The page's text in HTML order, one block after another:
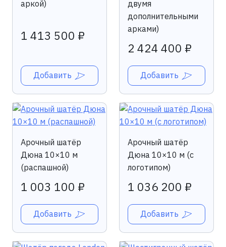
аркой)
1 413 500 ₽
Добавить
двумя
дополнительными
арками)
2 424 400 ₽
Добавить
Арочный шатёр
Дюна 10×10 м
(распашной)
1 003 100 ₽
Добавить
Арочный шатёр
Дюна 10×10 м (с
логотипом)
1 036 200 ₽
Добавить